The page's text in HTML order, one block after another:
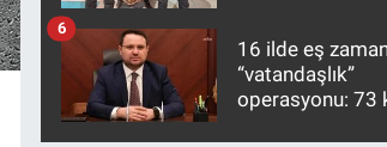
10 yıl sonra
16 ilde eş
“vatandaşlık”
operasyonu: 73
6